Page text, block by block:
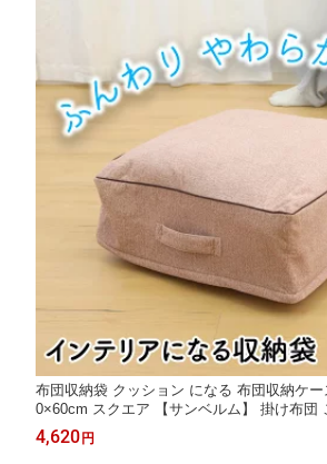
布団収納袋 クッション になる 布団収納ケ
0×60cm スクエア 【サンベルム】 掛け布団
毛布 シングル 座布団 フロアクッション 衣
ース 見せる収納 ふんわり オットマン
4,620 円